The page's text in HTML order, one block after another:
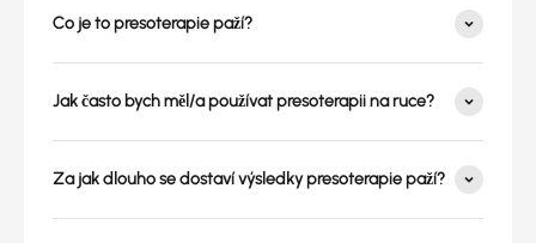
Co je to presoterapie paží?
Jak často bych měl/a používat presoterapii na ruce?
Za jak dlouho se dostaví výsledky presoterapie paží?